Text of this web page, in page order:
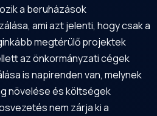
a beruházások
ami azt jelenti, hogy csak a
megtérülő projektek
az önkormányzati cégek
is napirenden van, melynek
növelése és költségek
nem zárja ki a